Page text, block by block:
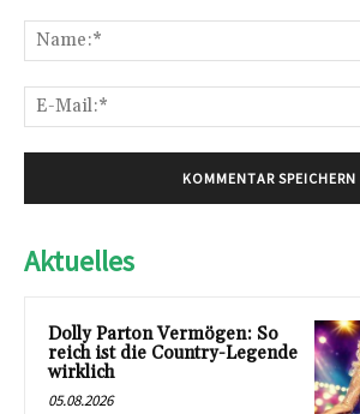
Aktuelles
Dolly Parton Vermögen: So
reich ist die Country-Legende
wirklich
05.08.2026